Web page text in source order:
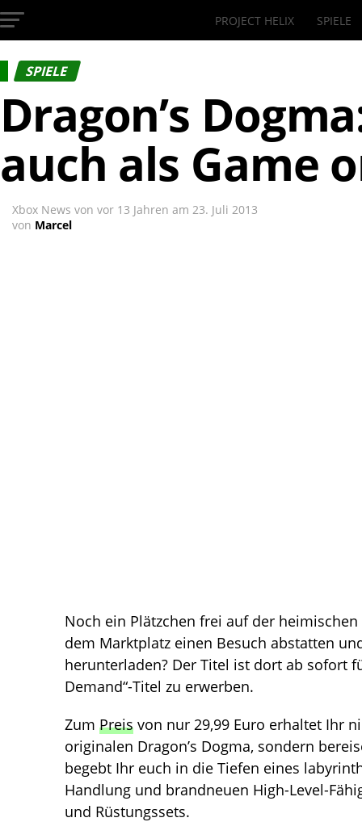
InsideXbox.de
PROJECT HELIX SPIELE
SPIELE
Dragon’s
auch als Game
Xbox News von vor 13 Jahren am 23. Juli 2013
von Marcel
Noch ein Plätzchen frei auf der heimischen
dem Marktplatz einen Besuch abstatten
herunterladen? Der Titel ist dort ab sofort
Demand“-Titel zu erwerben.
Zum Preis von nur 29,99 Euro erhaltet Ihr
originalen Dragon’s Dogma, sondern
begebt Ihr euch in die Tiefen eines
Handlung und brandneuen High-Level-
und Rüstungssets.